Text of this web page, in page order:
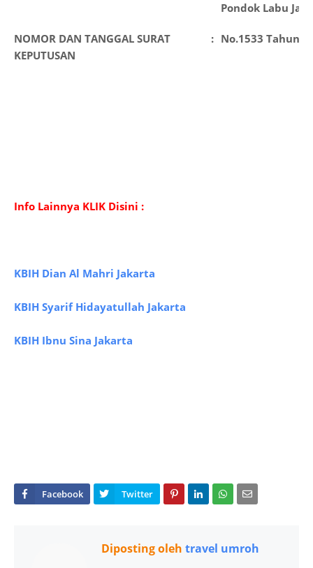
Pondok Labu
NOMOR DAN TANGGAL SURAT
KEPUTUSAN
: No.1533 Tahun
Info Lainnya KLIK Disini :
KBIH Dian Al Mahri Jakarta
KBIH Syarif Hidayatullah Jakarta
KBIH Ibnu Sina Jakarta
Diposting oleh travel umroh